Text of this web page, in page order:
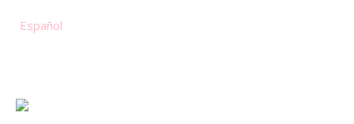
Español